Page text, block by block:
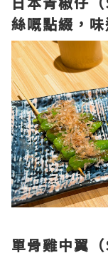
絲嘅點綴，
單骨雞中翼